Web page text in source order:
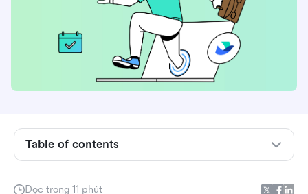
Đọc trong 11 phút
Table of contents
Hệ thống quản lý điểm danh là gì?
danh hiện đại